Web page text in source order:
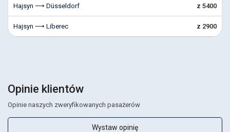
Hajsyn ⟶ Düsseldorf z 5400
Hajsyn ⟶ Liberec z 2900
Opinie klientów
Opinie naszych zweryfikowanych pasażerów
Wystaw opinię